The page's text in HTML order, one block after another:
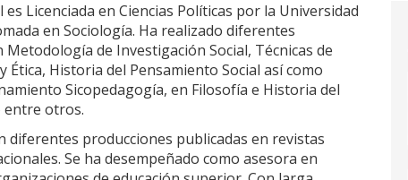
es Licenciada en Ciencias Políticas por la Universidad
en Sociología. Ha realizado diferentes
Metodología de Investigación Social, Técnicas de
Ética, Historia del Pensamiento Social así como
Sicopedagogía, en Filosofía e Historia del
otros.
diferentes producciones publicadas en revistas
Se ha desempeñado como asesora en